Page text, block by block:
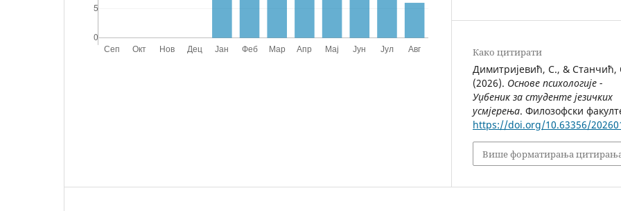
Како цитирати
Димитријевић, С., & Станчић,
(2026). Основе психологије -
Уџбеник за студенте језичких
усмјерења. Филозофски
https://doi.org/10.63356/
Више форматирања